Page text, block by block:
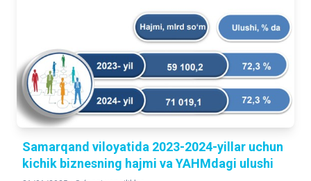
Samarqand viloyatida 2023-2024-yillar uchun
kichik biznesning hajmi va YAHMdagi ulushi